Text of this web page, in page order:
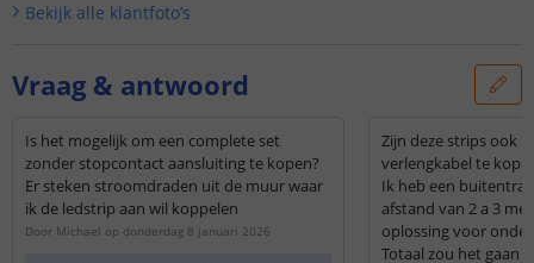
Bekijk alle klantfoto’s
Vraag & antwoord
Is het mogelijk om een complete set
zonder stopcontact aansluiting te kopen?
Er steken stroomdraden uit de muur waar
ik de ledstrip aan wil koppelen
Door Michael op donderdag 8 januari 2026
Zijn deze strips ook
verlengkabel te
Ik heb een
afstand van 2 a 3
oplossing voor
Totaal zou het gaan